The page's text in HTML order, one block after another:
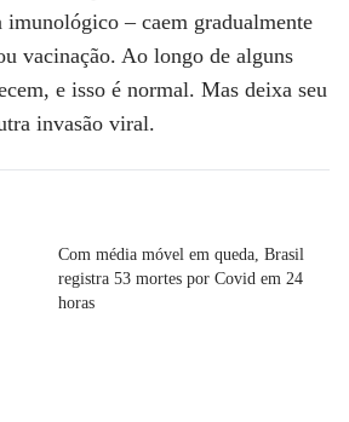
imunológico – caem gradualmente
vacinação. Ao longo de alguns
e isso é normal. Mas deixa seu
invasão viral.
Com média móvel em queda, Brasil
registra 53 mortes por Covid em 24
horas